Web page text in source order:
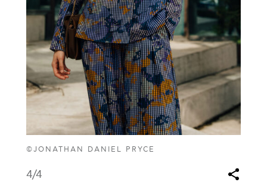
©JONATHAN DANIEL PRYCE
4/4